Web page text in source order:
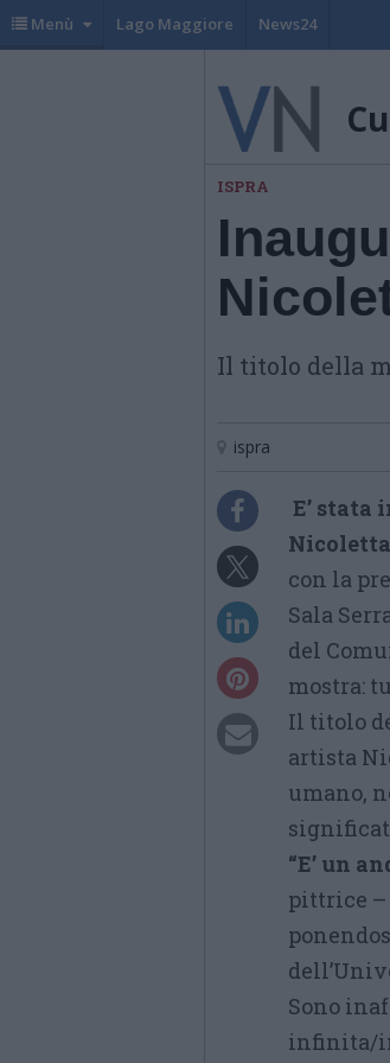
Menù Lago Maggiore News24
ISPRA
Il titolo della
ispra
E’ stata
con la
Sala
del
mostra:
Il titolo
artista
umano,
“E’ un
pittrice –
Sono
infinita/